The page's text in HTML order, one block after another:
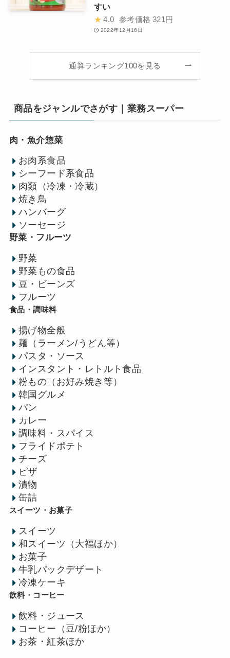
すい
★ 4.0 参考価格 321円
2022年12月16日
通算ランキング100を見る
商品をジャンルでさがす｜業務スーパー
肉・魚介惣菜
お肉系食品
シーフード系食品
肉類（冷凍・冷蔵）
焼き鳥
ハンバーグ
ソーセージ
野菜・フルーツ
野菜
野菜もの食品
豆・ビーンズ
フルーツ
食品・調味料
揚げ物全般
麺（ラーメン/うどん等）
パスタ・ソース
インスタント・レトルト食品
粉もの（お好み焼き等）
韓国グルメ
パン
カレー
調味料・スパイス
フライドポテト
チーズ
ピザ
漬物
缶詰
スイーツ・お菓子
スイーツ
和スイーツ（大福ほか）
お菓子
牛乳パックデザート
冷凍ケーキ
飲料・コーヒー
飲料・ジュース
コーヒー（豆/粉ほか）
お茶・紅茶ほか